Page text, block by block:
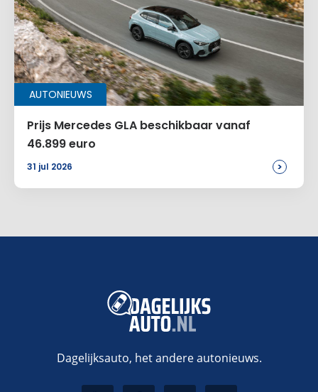
AUTONIEUWS
Prijs Mercedes GLA beschikbaar vanaf
46.899 euro
31 jul 2026 >
Dagelijksauto, het andere autonieuws.